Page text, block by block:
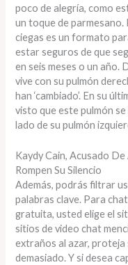
poco de alegría, como
un toque de parmesano.
ciegas es un formato
estar seguros de que
en seis meses o un año.
vive con su pulmón
han ‘cambiado’. En su
visto que este pulmón
lado de su pulmón
Kaydy Cain, Acusado
Rompen Su Silencio
Además, podrás filtrar
palabras clave. Para
gratuita, usted elige el
sitios de video chat
extraños al azar, proteja
demasiado. Y si desea